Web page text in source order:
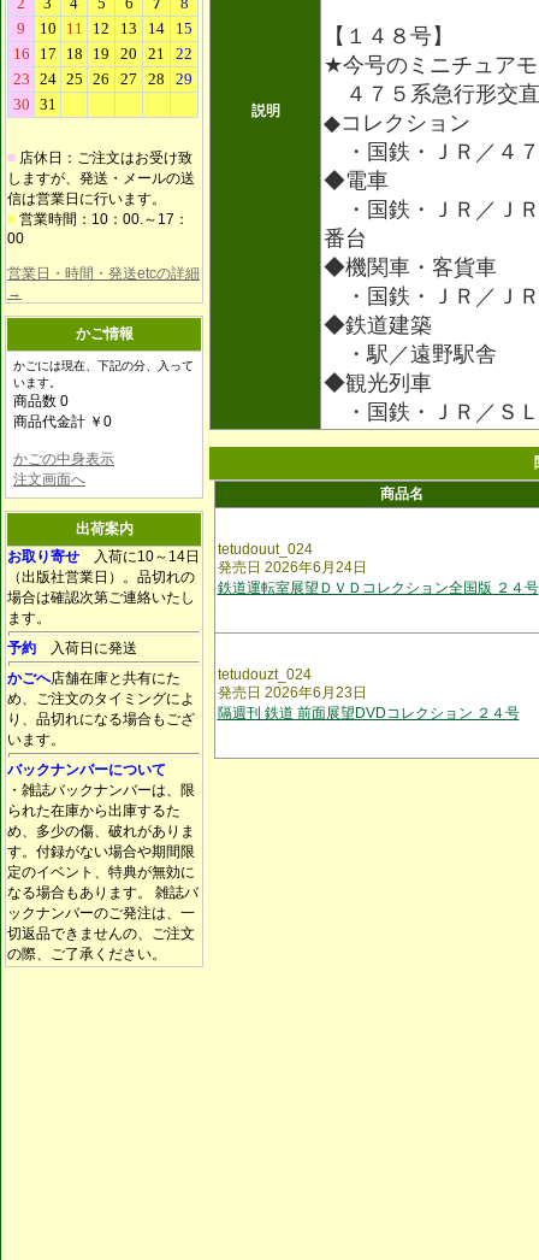
■ 店休日：ご注文はお受け致
しますが、発送・メールの送
信は営業日に行います。
■ 営業時間：10：00.～17：
00
営業日・時間・発送etcの詳細
→
かご情報
かごには現在、下記の分、入って
います。
商品数 0
商品代金計 ￥0
かごの中身表示
注文画面へ
出荷案内
お取り寄せ 入荷に10～14日
（出版社営業日）。品切れの
場合は確認次第ご連絡いたし
ます。
予約 入荷日に発送
かごへ店舗在庫と共有にた
め、ご注文のタイミングによ
り、品切れになる場合もござ
います。
バックナンバーについて
・雑誌バックナンバーは、限
られた在庫から出庫するた
め、多少の傷、破れがありま
す。付録がない場合や期間限
定のイベント、特典が無効に
なる場合もあります。 雑誌バ
ックナンバーのご発注は、一
切返品できませんの、ご注文
の際、ご了承ください。
説明
【１４８号】
★今号のミニチュア
４７５系急行形交
◆コレクション
・国鉄・ＪＲ／４
◆電車
・国鉄・ＪＲ／Ｊ
番台
◆機関車・客貨車
・国鉄・ＪＲ／Ｊ
◆鉄道建築
・駅／遠野駅舎
◆観光列車
・国鉄・ＪＲ／Ｓ
商品名
tetudouut_024
発売日 2026年6月24日
鉄道運転室展望ＤＶＤコレクション全国版 ２４号
tetudouzt_024
発売日 2026年6月23日
隔週刊 鉄道 前面展望DVDコレクション ２４号